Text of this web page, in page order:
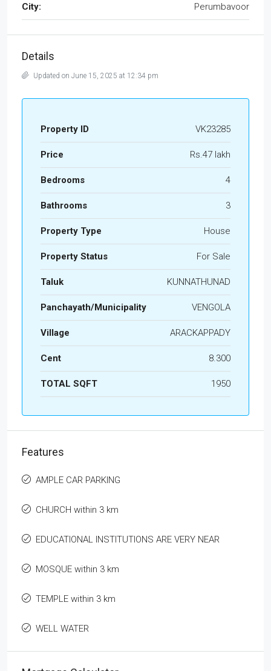
City: Perumbavoor
Details
Updated on June 15, 2025 at 12:34 pm
Property ID VK23285
Price Rs.47 lakh
Bedrooms 4
Bathrooms 3
Property Type House
Property Status For Sale
Taluk KUNNATHUNAD
Panchayath/Municipality VENGOLA
Village ARACKAPPADY
Cent 8.300
TOTAL SQFT 1950
Features
AMPLE CAR PARKING
CHURCH within 3 km
EDUCATIONAL INSTITUTIONS ARE VERY NEAR
MOSQUE within 3 km
TEMPLE within 3 km
WELL WATER